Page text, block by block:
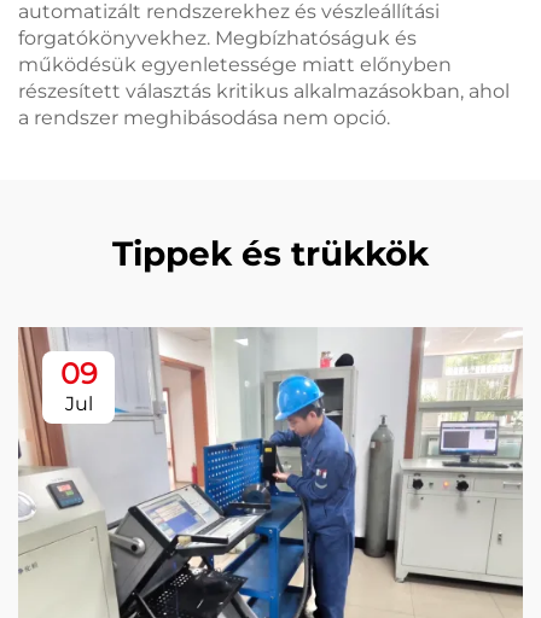
automatizált rendszerekhez és vészleállítási
forgatókönyvekhez. Megbízhatóságuk és
működésük egyenletessége miatt előnyben
részesített választás kritikus alkalmazásokban, ahol
a rendszer meghibásodása nem opció.
Tippek és trükkök
09
Jul